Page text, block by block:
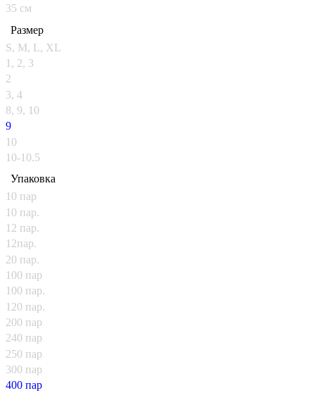
35 см
Размер
S, M, L, XL
1, 2, 3
2
3, 4
8, 9, 10
9
10
10-10.5
Упаковка
10 пар
10 пар.
12 пар.
12пар.
20 пар.
100 пар
100 пар.
120 пар.
200 пар
240 пар
250 пар
300 пар
400 пар